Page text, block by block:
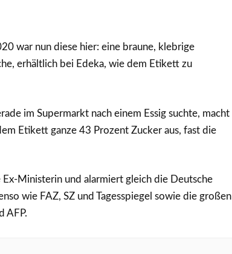
war nun diese hier: eine braune, klebrige
erhältlich bei Edeka, wie dem Etikett zu
im Supermarkt nach einem Essig suchte, macht
Etikett ganze 43 Prozent Zucker aus, fast die
Ministerin und alarmiert gleich die Deutsche
wie FAZ, SZ und Tagesspiegel sowie die großen
AFP.